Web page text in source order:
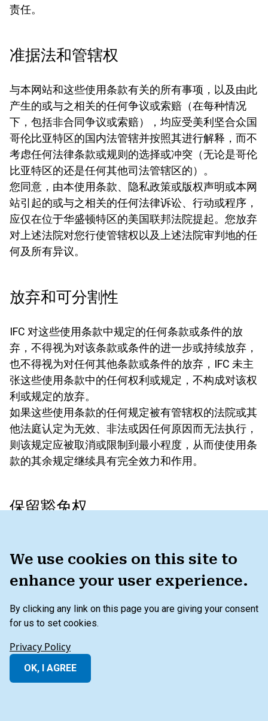
We use cookies on this site to
enhance your user experience.
By clicking any link on this page you are giving your consent
for us to set cookies.
Privacy Policy
OK, I AGREE
责任。
准据法和管辖权
与本网站和这些使用条款有关的所有事项，以及由此
产生的或与之相关的任何争议或索赔（在每种情况
下，包括非合同争议或索赔），均应受美利坚合众国
哥伦比亚特区的国内法管辖并按照其进行解释，而不
考虑任何法律条款或规则的选择或冲突（无论是哥伦
比亚特区的还是任何其他司法管辖区的）。
您同意，由本使用条款、隐私政策或版权声明或本网
站引起的或与之相关的任何法律诉讼、行动或程序，
应仅在位于华盛顿特区的美国联邦法院提起。您放弃
对上述法院对您行使管辖权以及上述法院审判地的任
何及所有异议。
放弃和可分割性
IFC 对这些使用条款中规定的任何条款或条件的放
弃，不得视为对该条款或条件的进一步或持续放弃，
也不得视为对任何其他条款或条件的放弃，IFC 未主
张这些使用条款中的任何权利或规定，不构成对该权
利或规定的放弃。
如果这些使用条款的任何规定被有管辖权的法院或其
他法庭认定为无效、非法或因任何原因而无法执行，
则该规定应被取消或限制到最小程度，从而使使用条
款的其余规定继续具有完全效力和作用。
保留豁免权
的特权和豁免权，IFC 特别保留这些特权和豁免权。
第三方权利
款的任何规定。